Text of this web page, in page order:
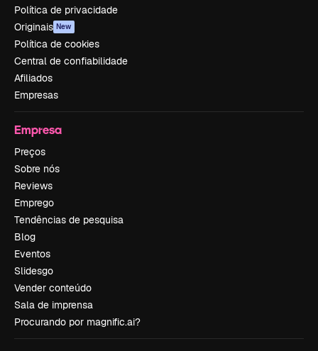
Política de privacidade
Originais New
Política de cookies
Central de confiabilidade
Afiliados
Empresas
Empresa
Preços
Sobre nós
Reviews
Emprego
Tendências de pesquisa
Blog
Eventos
Slidesgo
Vender conteúdo
Sala de imprensa
Procurando por magnific.ai?